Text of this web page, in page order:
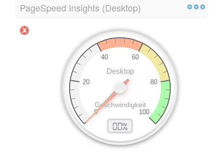
PageSpeed ​​Insights (Desktop)